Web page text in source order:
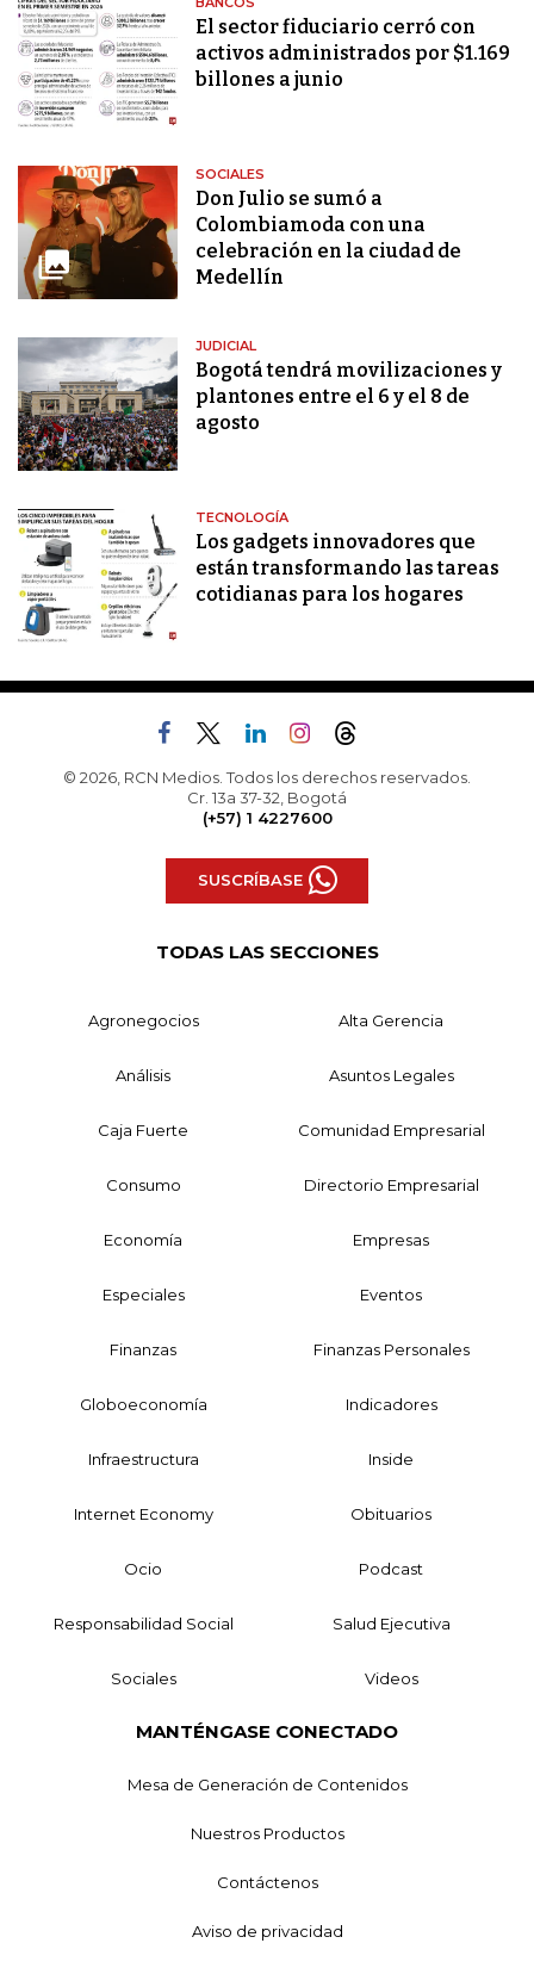
El sector fiduciario cerró con
activos administrados por $1.169
billones a junio
SOCIALES
Don Julio se sumó a
Colombiamoda con una
celebración en la ciudad de
Medellín
JUDICIAL
Bogotá tendrá movilizaciones y
plantones entre el 6 y el 8 de
agosto
TECNOLOGÍA
Los gadgets innovadores que
están transformando las tareas
cotidianas para los hogares
© 2026, RCN Medios. Todos los derechos reservados.
Cr. 13a 37-32, Bogotá
(+57) 1 4227600
SUSCRÍBASE
TODAS LAS SECCIONES
Agronegocios Alta Gerencia
Análisis Asuntos Legales
Caja Fuerte Comunidad Empresarial
Consumo Directorio Empresarial
Economía Empresas
Especiales Eventos
Finanzas Finanzas Personales
Globoeconomía Indicadores
Infraestructura Inside
Internet Economy Obituarios
Ocio Podcast
Responsabilidad Social Salud Ejecutiva
Sociales Videos
MANTÉNGASE CONECTADO
Mesa de Generación de Contenidos
Nuestros Productos
Contáctenos
Aviso de privacidad